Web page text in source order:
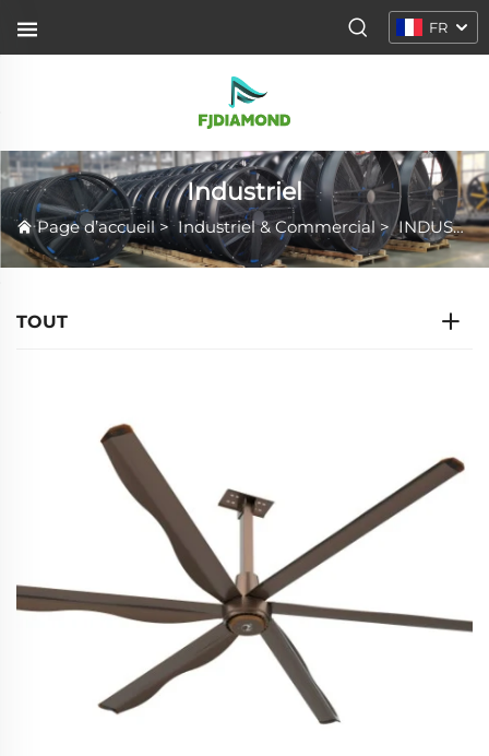
FR
Industriel
Page d’accueil>Industriel & Commercial>INDUSTRIES
TOUT